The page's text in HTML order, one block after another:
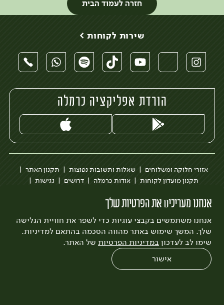
חזרה לעמוד הבית
אנחנו מעריכים את הפרטיות שלך
אנחנו משתמשים בקבצי עוגיות כדי לשפר את חוויית הגלישה
שלך. המשך שימוש באתר מהווה הסכמה בהתאם למדיניות.
שימו לב לעדכון במדיניות הפרטיות של האתר.
אישור
שירות לקוחות >
הורדת אפליקציה כרמלה
אזורי חלוקה ומשלוחים שאלות ותשובות נפוצות
תקנון האתר
תקנון מועדון לקוחות
אודות כרמלה דרושים
נגישות
לצפייה בעדכון מדיניות פרטיות
עיצוב:3bears פיתוח:Quatro